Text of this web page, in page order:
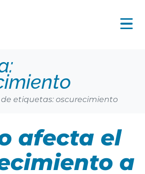
de etiquetas: oscurecimiento
afecta el
a